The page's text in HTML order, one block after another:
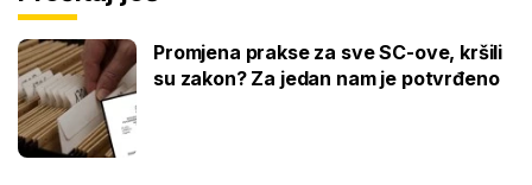
Promjena prakse za sve SC-ove, kršili
su zakon? Za jedan nam je potvrđeno